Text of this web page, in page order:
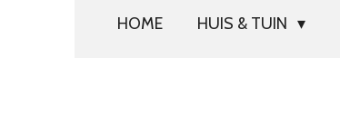
HOME HUIS & TUIN